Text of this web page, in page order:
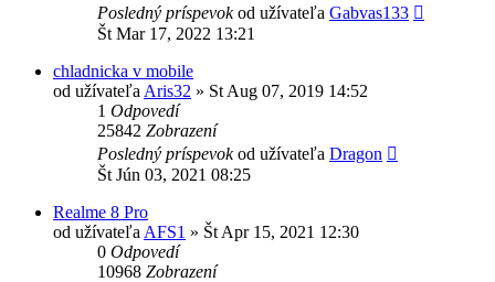
Posledný príspevokod užívateľa Gabvas133
Št Mar 17, 2022 13:21
chladnicka v mobile
od užívateľa Aris32 » St Aug 07, 2019 14:52
1 Odpovedí
25842 Zobrazení
Posledný príspevokod užívateľa Dragon
Št Jún 03, 2021 08:25
Realme 8 Pro
od užívateľa AFS1 » Št Apr 15, 2021 12:30
0 Odpovedí
10968 Zobrazení